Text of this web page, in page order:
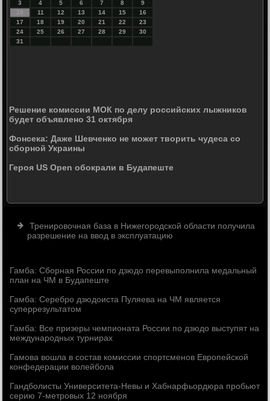
3
4 5 6 7 8
9
10
11 12 13 14 15
16
17
18 19 20 21 22
23
24
25 26 27 28 29
30
31
Решение комиссии МОК по делу российских лыжников
будет объявлено 31 октября
Фонсека: Даже Шевченко не может творить чудеса со
сборной Украины
Героя US Open обокрали в Будапеште
Тренировочная база в Нижегородской области получила
разрешение на ввод в эксплуатацию
Гамба: Сборная России по дзюдо перевыполнила медальный
план на ЧМ в Будапеште
Гамба: Серебро дзюдоиста Пуляева на ЧМ является
суперрезультатом
Гамба: Все призеры чемпионата России по дзюдо выступят на
международных турнирах
Гамова вошла в состав комиссии спортсменов Европейской
конфедерации волейбола
Гандболисты Университета-Невы и Хабнарфьордюра пробьют
серию 7-метровых 12 ноября